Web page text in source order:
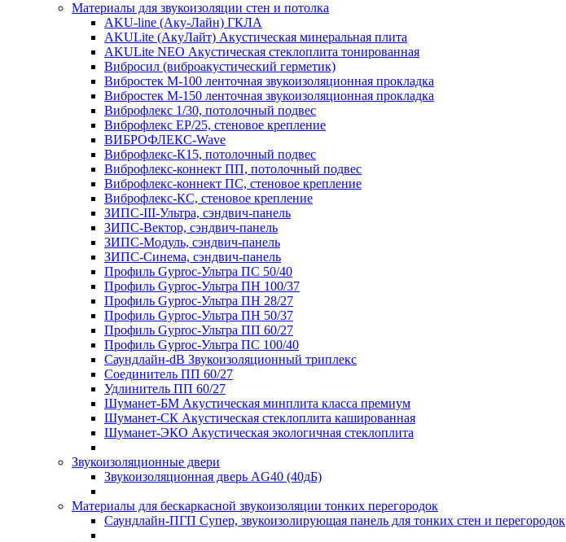
Материалы для звукоизоляции стен и потолка
AKU-line (Aку-Лайн) ГКЛА
AKULite (АкуЛайт) Акустическая минеральная плита
AKULite NEO Акустическая стеклоплита тонированная
Вибросил (виброакустический герметик)
Вибростек М-100 ленточная звукоизоляционная прокладка
Вибростек М-150 ленточная звукоизоляционная прокладка
Виброфлекс 1/30, потолочный подвес
Виброфлекс EP/25, стеновое крепление
ВИБРОФЛЕКС-Wave
Виброфлекс-К15, потолочный подвес
Виброфлекс-коннект ПП, потолочный подвес
Виброфлекс-коннект ПС, стеновое крепление
Виброфлекс-КС, стеновое крепление
ЗИПС-III-Ультра, сэндвич-панель
ЗИПС-Вектор, сэндвич-панель
ЗИПС-Модуль, сэндвич-панель
ЗИПС-Синема, сэндвич-панель
Профиль Gyproc-Ультра ПC 50/40
Профиль Gyproc-Ультра ПН 100/37
Профиль Gyproc-Ультра ПН 28/27
Профиль Gyproc-Ультра ПН 50/37
Профиль Gyproc-Ультра ПП 60/27
Профиль Gyproc-Ультра ПС 100/40
Саундлайн-dB Звукоизоляционный триплекс
Соединитель ПП 60/27
Удлинитель ПП 60/27
Шуманет-БМ Акустическая минплита класса премиум
Шуманет-СК Акустическая стеклоплита кашированная
Шуманет-ЭКО Акустическая экологичная стеклоплита
Звукоизоляционные двери
Звукоизоляционная дверь AG40 (40дБ)
Материалы для бескаркасной звукоизоляции тонких перегородок
Саундлайн-ПГП Супер, звукоизолирующая панель для тонких стен и перегородок